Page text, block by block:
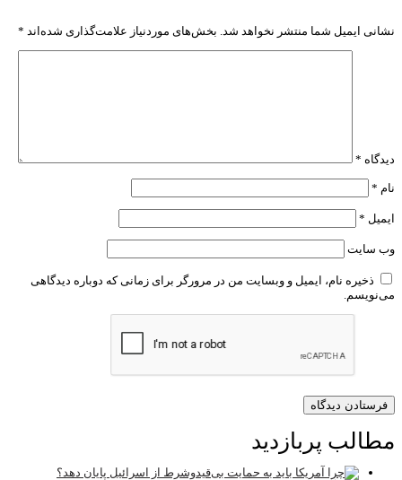
نشانی ایمیل شما منتشر نخواهد شد. بخش‌های موردنیاز علامت‌گذاری شده‌اند *
دیدگاه *
نام *
ایمیل *
وب‌ سایت
ذخیره نام، ایمیل و وبسایت من در مرورگر برای زمانی که دوباره دیدگاهی
می‌نویسم.
مطالب پربازدید